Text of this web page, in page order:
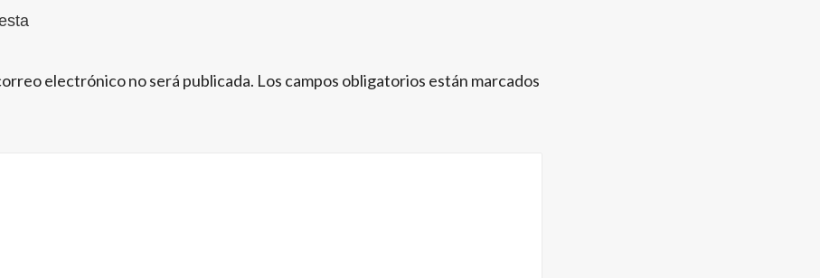
electrónico no será publicada. Los campos obligatorios están marcados